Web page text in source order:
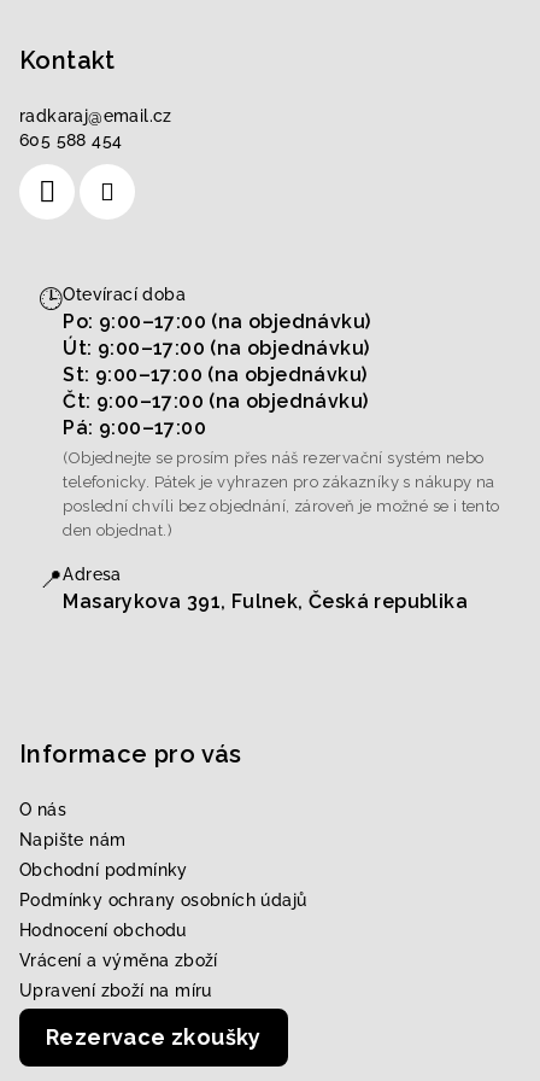
Kontakt
radkaraj@email.cz
605 588 454
🕒Otevírací doba
Po: 9:00–17:00 (na objednávku)
Út: 9:00–17:00 (na objednávku)
St: 9:00–17:00 (na objednávku)
Čt: 9:00–17:00 (na objednávku)
Pá: 9:00–17:00
(Objednejte se prosím přes náš rezervační systém nebo
telefonicky. Pátek je vyhrazen pro zákazníky s nákupy na
poslední chvíli bez objednání, zároveň je možné se i tento
den objednat.)
📍Adresa
Masarykova 391, Fulnek, Česká republika
Informace pro vás
O nás
Napište nám
Obchodní podmínky
Podmínky ochrany osobních údajů
Hodnocení obchodu
Vrácení a výměna zboží
Upravení zboží na míru
Rezervace zkoušky